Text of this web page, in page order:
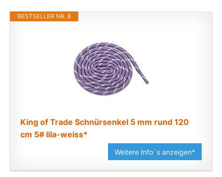
BESTSELLER NR. 8
King of Trade Schnürsenkel 5 mm rund 120
cm 5# lila-weiss*
Weitere Info´s anzeigen*